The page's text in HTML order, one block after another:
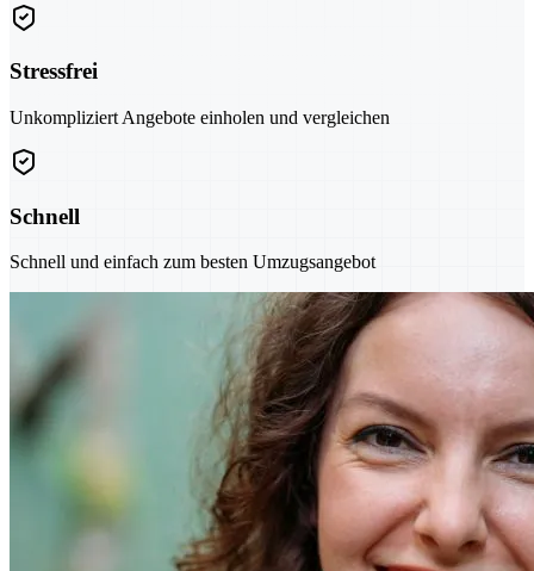
Stressfrei
Unkompliziert Angebote einholen und vergleichen
Schnell
Schnell und einfach zum besten Umzugsangebot